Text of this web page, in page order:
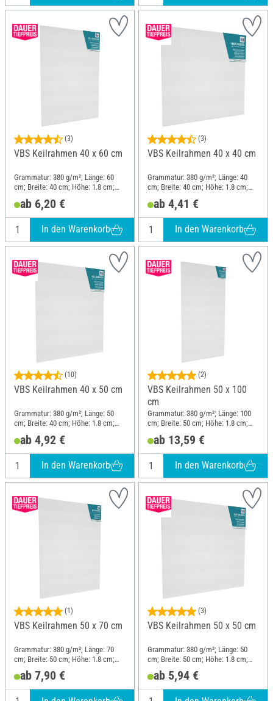
(3)
VBS Keilrahmen 40 x 60 cm
Grammatur: 380 g/m²; Länge: 60
cm; Breite: 40 cm; Höhe: 1.8 cm;
Material: Baumwolle
ab 6,20 €
In den Warenkorb
(3)
VBS Keilrahmen 40 x 40 cm
Grammatur: 380 g/m²; Länge: 40
cm; Breite: 40 cm; Höhe: 1.8 cm;
Material: Baumwolle
ab 4,41 €
In den Warenkorb
(10)
VBS Keilrahmen 40 x 50 cm
Grammatur: 380 g/m²; Länge: 50
cm; Breite: 40 cm; Höhe: 1.8 cm;
Material: Baumwolle
ab 4,92 €
In den Warenkorb
(2)
VBS Keilrahmen 50 x 100
cm
Grammatur: 380 g/m²; Länge: 100
cm; Breite: 50 cm; Höhe: 1.8 cm;
Material: Baumwolle
ab 13,59 €
In den Warenkorb
(1)
VBS Keilrahmen 50 x 70 cm
Grammatur: 380 g/m²; Länge: 70
cm; Breite: 50 cm; Höhe: 1.8 cm;
Material: Baumwolle
ab 7,90 €
(3)
VBS Keilrahmen 50 x 50 cm
Grammatur: 380 g/m²; Länge: 50
cm; Breite: 50 cm; Höhe: 1.8 cm;
Material: Baumwolle
ab 5,94 €